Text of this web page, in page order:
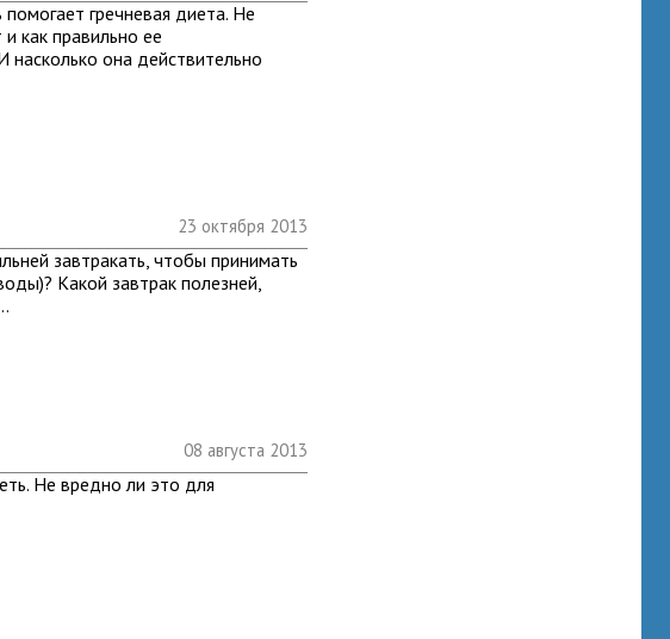
гречневая диета. Не
как правильно ее
она действительно
23 октября 2013
завтракать, чтобы принимать
Какой завтрак полезней,
08 августа 2013
Не вредно ли это для